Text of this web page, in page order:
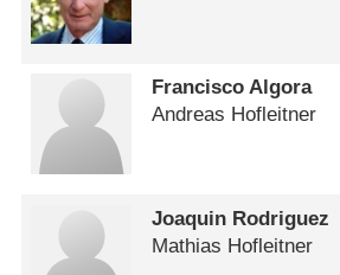
Francisco Algora
Andreas Hofleitner
Joaquin Rodriguez
Mathias Hofleitner